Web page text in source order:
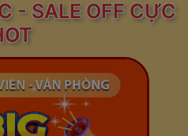
- SALE OFF CỰC